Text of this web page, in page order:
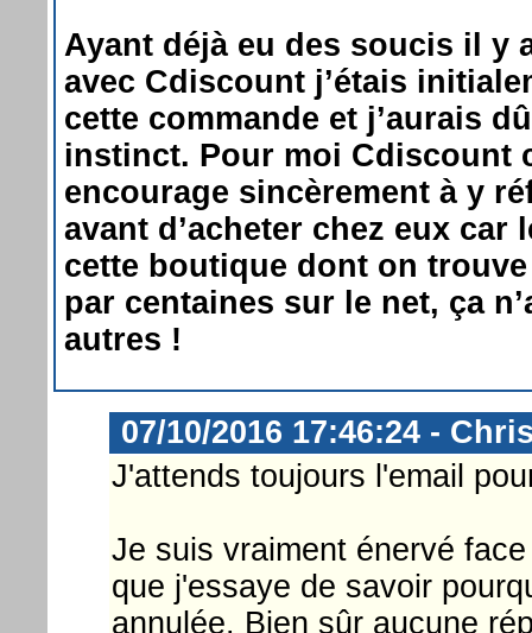
Ayant déjà eu des soucis il y
avec Cdiscount j’étais
cette commande et j’aurais
instinct. Pour moi Cdiscount
encourage sincèrement à y
avant d’acheter chez eux car
cette boutique dont on
par centaines sur le net, ça
autres !
07/10/2016 17:46:24 -
J'attends toujours l'email
Je suis vraiment énervé
que j'essaye de savoir
annulée. Bien sûr aucune